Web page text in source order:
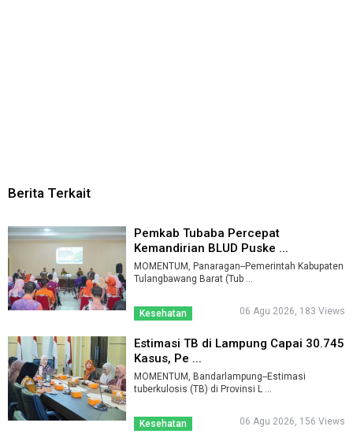
Berita Terkait
Pemkab Tubaba Percepat
Kemandirian BLUD Puske ...
MOMENTUM, Panaragan--Pemerintah Kabupaten
Tulangbawang Barat (Tub ...
Kesehatan 06 Agu 2026, 183 Views
Estimasi TB di Lampung Capai 30.745
Kasus, Pe ...
MOMENTUM, Bandarlampung--Estimasi
tuberkulosis (TB) di Provinsi L ...
Kesehatan 06 Agu 2026, 156 Views